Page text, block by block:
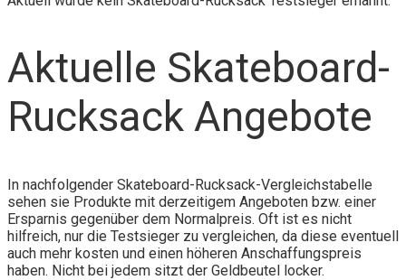
Aktuelle Skateboard-
Rucksack Angebote
In nachfolgender Skateboard-Rucksack-Vergleichstabelle
sehen sie Produkte mit derzeitigem Angeboten bzw. einer
Ersparnis gegenüber dem Normalpreis. Oft ist es nicht
hilfreich, nur die Testsieger zu vergleichen, da diese eventuell
auch mehr kosten und einen höheren Anschaffungspreis
haben. Nicht bei jedem sitzt der Geldbeutel locker.